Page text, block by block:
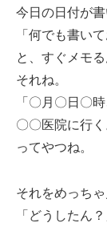
今日の日付が書
「何でも書い
と、すぐメモ
それね。
「〇月〇日〇
〇〇医院に行く
ってやつね。
それをめっち
「どうしたん